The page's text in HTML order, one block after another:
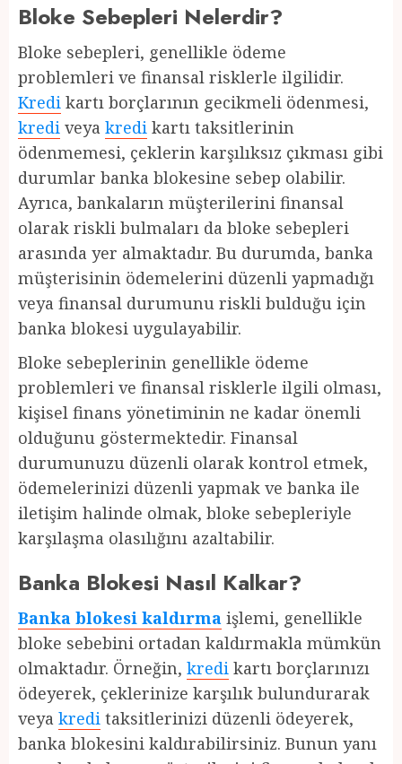
Bloke Sebepleri Nelerdir?
Bloke sebepleri, genellikle ödeme
problemleri ve finansal risklerle ilgilidir.
Kredi kartı borçlarının gecikmeli ödenmesi,
kredi veya kredi kartı taksitlerinin
ödenmemesi, çeklerin karşılıksız çıkması gibi
durumlar banka blokesine sebep olabilir.
Ayrıca, bankaların müşterilerini finansal
olarak riskli bulmaları da bloke sebepleri
arasında yer almaktadır. Bu durumda, banka
müşterisinin ödemelerini düzenli yapmadığı
veya finansal durumunu riskli bulduğu için
banka blokesi uygulayabilir.
Bloke sebeplerinin genellikle ödeme
problemleri ve finansal risklerle ilgili olması,
kişisel finans yönetiminin ne kadar önemli
olduğunu göstermektedir. Finansal
durumunuzu düzenli olarak kontrol etmek,
ödemelerinizi düzenli yapmak ve banka ile
iletişim halinde olmak, bloke sebepleriyle
karşılaşma olasılığını azaltabilir.
Banka Blokesi Nasıl Kalkar?
Banka blokesi kaldırma işlemi, genellikle
bloke sebebini ortadan kaldırmakla mümkün
olmaktadır. Örneğin, kredi kartı borçlarınızı
ödeyerek, çeklerinize karşılık bulundurarak
veya kredi taksitlerinizi düzenli ödeyerek,
banka blokesini kaldırabilirsiniz. Bunun yanı